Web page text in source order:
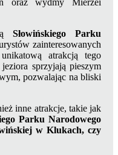
Słowińskiego Parku
zainteresowanych
atrakcją tego
sprzyjają pieszym
pozwalając na bliski
inne atrakcje, takie jak
Parku Narodowego
w Klukach, czy